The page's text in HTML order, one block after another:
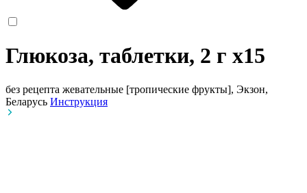
Глюкоза, таблетки, 2 г x15
без рецепта жевательные [тропические фрукты], Экзон,
Беларусь Инструкция